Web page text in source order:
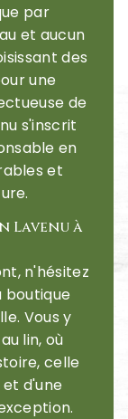
par
et aucun
des
une
de
s'inscrit
en
et
Lavenu à
n'hésitez
boutique
Vous y
lin, où
celle
d'une